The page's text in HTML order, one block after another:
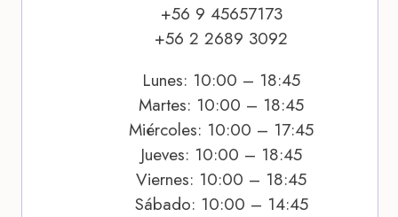
+56 9 45657173
+56 2 2689 3092
Lunes: 10:00 – 18:45
Martes: 10:00 – 18:45
Miércoles: 10:00 – 17:45
Jueves: 10:00 – 18:45
Viernes: 10:00 – 18:45
Sábado: 10:00 – 14:45